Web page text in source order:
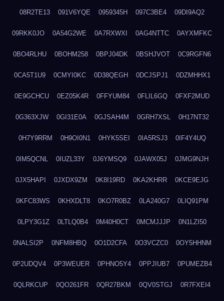
08R2TE13 091V6YQE 0959345H 097C3BE4 09DI9AQ2
09RKK0JO 0A54G2WE 0A7RXWXI 0AG4NTTC 0AYXMFKC
0BO4RLHU 0BOHM258 0BPJ04DK 0BSHJVOT 0C9RGFN6
0CA5T1U9 0CMYI0KC 0D38QEGH 0DCJSPJ1 0DZMHHX1
0E9GCHCU 0EZ05K4R 0FFYUM84 0FLIL6GQ 0FXF2MUD
0G363XJW 0GI31E0A 0GJSAH4M 0GRH7XSL 0H17NT32
0H7Y9RRM 0H9OI0N1 0HYK5SEI 0IA5RSJ3 0IF4Y4UQ
0IM5QCNL 0IUZL33Y 0J6YMSQ9 0JAWX05J 0JMG9NJH
0JX5HAPI 0JXDX9ZM 0K8I19RD 0KA2KHRR 0KCE9EJG
0KFC83WS 0KHXDLT8 0KO7R0BZ 0LA240G7 0LIQ91PM
0LPY3G1Z 0LTLQ0B4 0M40H0CT 0MCMJJJP 0N1LZI50
0NALSI2P 0NFM8HBQ 0O1D2CFA 0O3VCZC0 0OY5HHNM
0P2UDQV4 0P3WEUER 0PHNO5Y4 0PPJIUB7 0PUMEZB4
0QLRKCUP 0QO261FR 0QR27BKM 0QV0STGJ 0R7FXEI4